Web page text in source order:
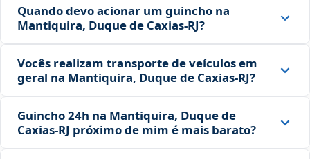
Quando devo acionar um guincho na
Mantiquira, Duque de Caxias‑RJ?
Vocês realizam transporte de veículos em
geral na Mantiquira, Duque de Caxias‑RJ?
Guincho 24h na Mantiquira, Duque de
Caxias‑RJ próximo de mim é mais barato?